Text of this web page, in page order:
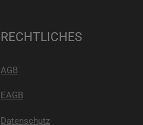
RECHTLICHES
AGB
EAGB
Datenschutz